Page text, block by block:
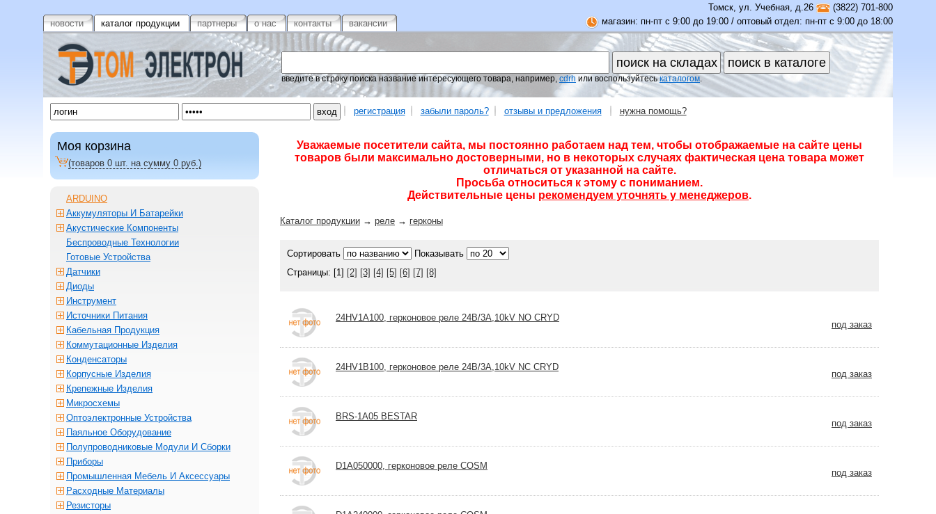
новости каталог продукции партнеры о нас контакты вакансии
Томск, ул. Учебная, д.26
(3822) 701-800
магазин: пн-пт с 9:00 до 19:00 / оптовый отдел: пн-пт с 9:00 до 18:00
введите в строку поиска название интересующего товара, например, cdrh или воспользуйтеськаталогом.
регистрация забыли пароль? отзывы и предложения нужна помощь?
Уважаемые посетители сайта, мы постоянно работаем над тем, чтобы отображаемые на сайте цены
товаров были максимально достоверными, но в некоторых случаях фактическая цена товара может
отличаться от указанной на сайте.
Просьба относиться к этому с пониманием.
Действительные цены рекомендуем уточнять у менеджеров.
Каталог продукции → реле → герконы
Сортировать
Показывать
Страницы: [1] [2] [3] [4] [5] [6] [7] [8]
24HV1A100, герконовое реле 24В/3А,10kV NO CRYD
под заказ
24HV1B100, герконовое реле 24В/3А,10kV NC CRYD
под заказ
BRS-1A05 BESTAR
под заказ
D1A050000, герконовое реле COSM
под заказ
Моя корзина
(товаров 0 шт. на сумму 0 руб.)
ARDUINO
Аккумуляторы И Батарейки
Акустические Компоненты
Беспроводные Технологии
Готовые Устройства
Датчики
Диоды
Инструмент
Источники Питания
Кабельная Продукция
Коммутационные Изделия
Конденсаторы
Корпусные Изделия
Крепежные Изделия
Микросхемы
Оптоэлектронные Устройства
Паяльное Оборудование
Полупроводниковые Модули И Сборки
Приборы
Промышленная Мебель И Аксессуары
Расходные Материалы
Резисторы